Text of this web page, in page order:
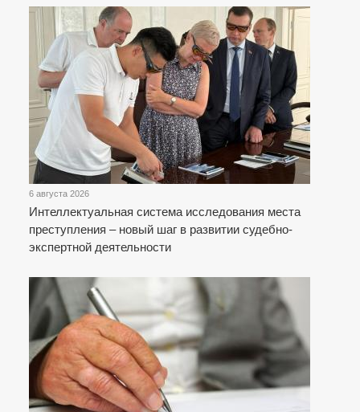
6 августа 2026
Интеллектуальная система исследования места
преступления – новый шаг в развитии судебно-
экспертной деятельности